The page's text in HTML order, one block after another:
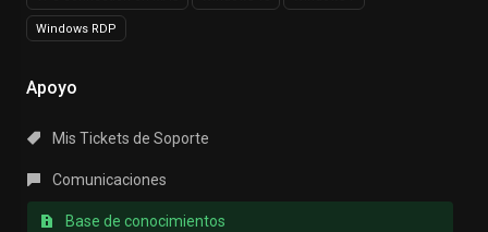
Windows RDP
Apoyo
Mis Tickets de Soporte
Comunicaciones
Base de conocimientos